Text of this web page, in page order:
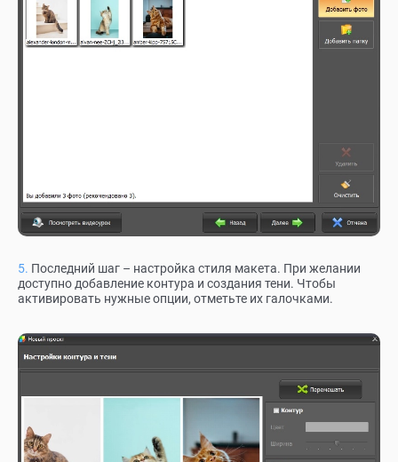
Последний шаг – настройка стиля макета. При желании
доступно добавление контура и создания тени. Чтобы
активировать нужные опции, отметьте их галочками.